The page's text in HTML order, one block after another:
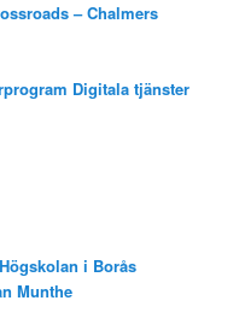
– Chalmers
Digitala tjänster
i Borås
Munthe